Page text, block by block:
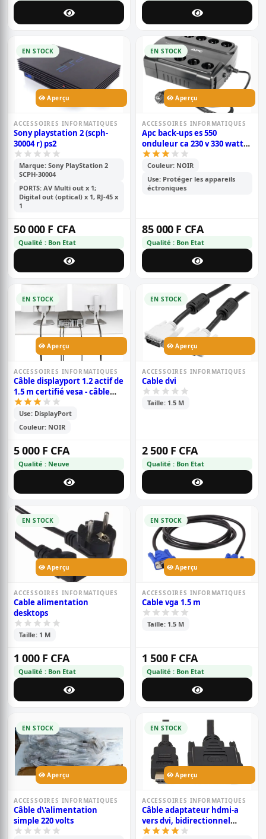
EN STOCK
Aperçu
ACCESSOIRES INFORMATIQUES
Sony playstation 2 (scph-
30004 r) ps2
Marque: Sony PlayStation 2
SCPH-30004
PORTS: AV Multi out x 1;
Digital out (optical) x 1, RJ-45 x
1
50 000 F CFA
Qualité : Bon Etat
EN STOCK
Aperçu
ACCESSOIRES INFORMATIQUES
Apc back-ups es 550
onduleur ca 230 v 330 watt
550 va 8 connecteurs de
sortie
Couleur: NOIR
Use: Protéger les appareils
éctroniques
85 000 F CFA
Qualité : Bon Etat
EN STOCK
Aperçu
ACCESSOIRES INFORMATIQUES
Câble displayport 1.2 actif de
1.5 m certifié vesa - câble
displayport dp8k avec
hbr3/hdr10/mst/dsc 1.2/hdcp
2.2/8k60hz/4k120hz -
mâle/mâle (m/m) (dp12a-
1.5m-dp-cable)
Use: DisplayPort
Couleur: NOIR
5 000 F CFA
Qualité : Neuve
EN STOCK
Aperçu
ACCESSOIRES INFORMATIQUES
Cable dvi
Taille: 1.5 M
2 500 F CFA
Qualité : Bon Etat
EN STOCK
Aperçu
ACCESSOIRES INFORMATIQUES
Cable alimentation
desktops
Taille: 1 M
1 000 F CFA
Qualité : Bon Etat
EN STOCK
Aperçu
ACCESSOIRES INFORMATIQUES
Cable vga 1.5 m
Taille: 1.5 M
1 500 F CFA
Qualité : Bon Etat
EN STOCK
Aperçu
ACCESSOIRES INFORMATIQUES
Câble d\'alimentation
simple 220 volts
EN STOCK
Aperçu
ACCESSOIRES INFORMATIQUES
Câble adaptateur hdmi-a
vers dvi, bidirectionnel
1080p, plaqué or. (2 mètres)